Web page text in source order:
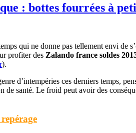
: bottes fourrées à
qui ne donne pas tellement envi de
profiter des Zalando france soldes
).
d’intempéries ces derniers temps,
de santé. Le froid peut avoir des